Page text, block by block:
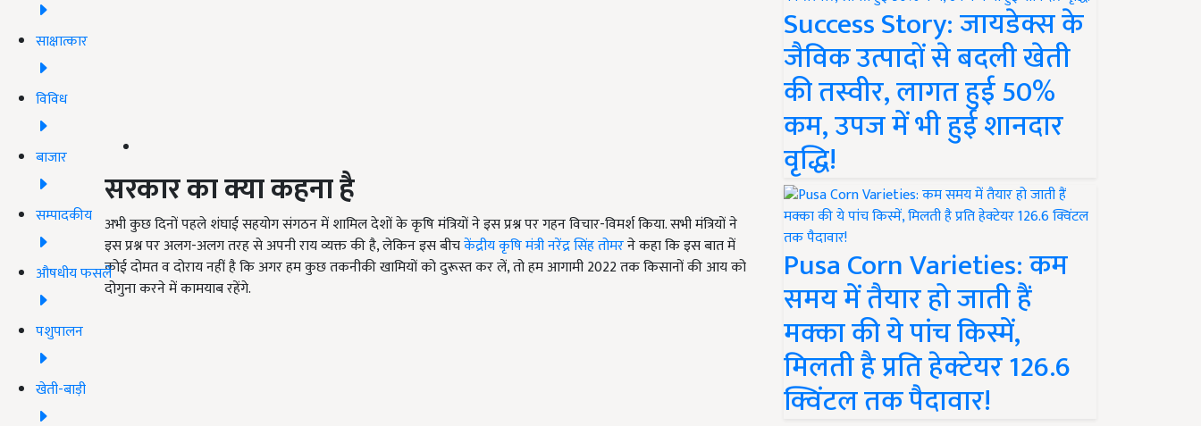
साक्षात्कार
विविध
बाजार
सम्पादकीय
औषधीय फसलें
पशुपालन
खेती-बाड़ी
सरकार का क्या कहना है
अभी कुछ दिनों पहले शंघाई सहयोग संगठन में शामिल देशों के कृषि मंत्रियों ने इस प्रश्न पर गहन विचार-विमर्श किया. सभी मंत्रियों ने
इस प्रश्न पर अलग-अलग तरह से अपनी राय व्यक्त की है, लेकिन इस बीचकेंद्रीय कृषि मंत्री नरेंद्र सिंह तोमरने कहा कि इस बात में
कोई दोमत व दोराय नहीं है कि अगर हम कुछ तकनीकी खामियों को दुरूस्त कर लें, तो हम आगामी 2022 तक किसानों की आय को
दोगुना करने में कामयाब रहेंगे.
Success Story: जायडेक्स के
जैविक उत्पादों से बदली खेती
की तस्वीर, लागत हुई 50%
कम, उपज में भी हुई शानदार
वृद्धि!
Pusa Corn Varieties: कम
समय में तैयार हो जाती हैं
मक्का की ये पांच किस्में,
मिलती है प्रति हेक्टेयर 126.6
क्विंटल तक पैदावार!